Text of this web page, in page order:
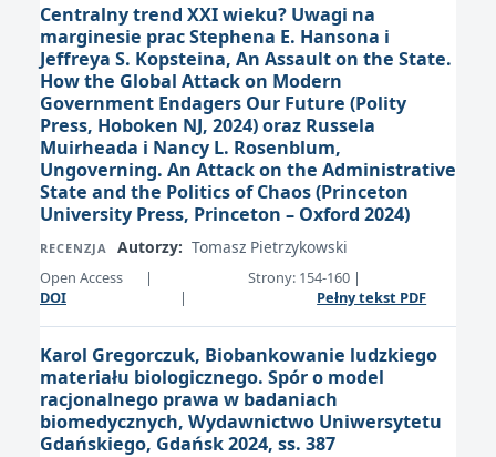
Centralny trend XXI wieku? Uwagi na
marginesie prac Stephena E. Hansona i
Jeffreya S. Kopsteina, An Assault on the State.
How the Global Attack on Modern
Government Endagers Our Future (Polity
Press, Hoboken NJ, 2024) oraz Russela
Muirheada i Nancy L. Rosenblum,
Ungoverning. An Attack on the Administrative
State and the Politics of Chaos (Princeton
University Press, Princeton – Oxford 2024)
RECENZJA Autorzy: Tomasz Pietrzykowski
Open Access | Strony: 154-160 |
DOI
| Pełny tekst PDF
Karol Gregorczuk, Biobankowanie ludzkiego
materiału biologicznego. Spór o model
racjonalnego prawa w badaniach
biomedycznych, Wydawnictwo Uniwersytetu
Gdańskiego, Gdańsk 2024, ss. 387